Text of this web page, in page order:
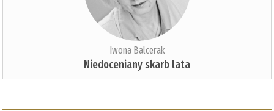
Iwona Balcerak
Niedoceniany skarb lata